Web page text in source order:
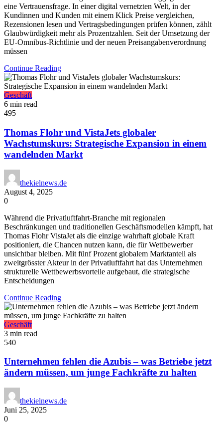
eine Vertrauensfrage. In einer digital vernetzten Welt, in der
Kundinnen und Kunden mit einem Klick Preise vergleichen,
Rezensionen lesen und Vertragsbedingungen prüfen können, zählt
Glaubwürdigkeit mehr als Prozentzahlen. Seit der Umsetzung der
EU-Omnibus-Richtlinie und der neuen Preisangabenverordnung
müssen
Continue Reading
Geschäft
6 min read
495
Thomas Flohr und VistaJets globaler
Wachstumskurs: Strategische Expansion in einem
wandelnden Markt
thekielnews.de
August 4, 2025
0
Während die Privatluftfahrt-Branche mit regionalen
Beschränkungen und traditionellen Geschäftsmodellen kämpft, hat
Thomas Flohr VistaJet als die einzige wahrhaft globale Kraft
positioniert, die Chancen nutzen kann, die für Wettbewerber
unsichtbar bleiben. Mit fünf Prozent globalem Marktanteil als
zweitgrösster Akteur in der Privatluftfahrt hat das Unternehmen
strukturelle Wettbewerbsvorteile aufgebaut, die strategische
Entscheidungen
Continue Reading
Geschäft
3 min read
540
Unternehmen fehlen die Azubis – was Betriebe jetzt
ändern müssen, um junge Fachkräfte zu halten
thekielnews.de
Juni 25, 2025
0